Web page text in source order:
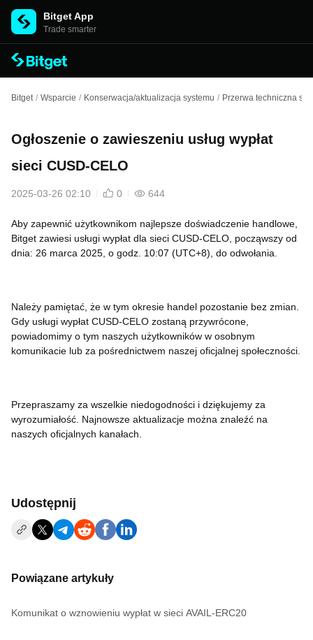
Bitget App
Trade smarter
Bitget / Wsparcie / Konserwacja/aktualizacja systemu / Przerwa techniczna
Ogłoszenie o zawieszeniu usług wypłat
sieci CUSD-CELO
2025-03-26 02:10 0 644
Aby zapewnić użytkownikom najlepsze doświadczenie handlowe,
Bitget zawiesi usługi wypłat dla sieci CUSD-CELO, począwszy od
dnia: 26 marca 2025, o godz. 10:07 (UTC+8), do odwołania.
Należy pamiętać, że w tym okresie handel pozostanie bez zmian.
Gdy usługi wypłat CUSD-CELO zostaną przywrócone,
powiadomimy o tym naszych użytkowników w osobnym
komunikacie lub za pośrednictwem naszej oficjalnej społeczności.
Przepraszamy za wszelkie niedogodności i dziękujemy za
wyrozumiałość. Najnowsze aktualizacje można znaleźć na
naszych oficjalnych kanałach.
Udostępnij
Powiązane artykuły
Komunikat o wznowieniu wypłat w sieci AVAIL-ERC20